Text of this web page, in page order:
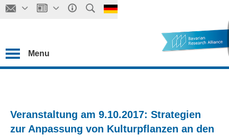
Menu
Veranstaltung am 9.10.2017: Strategien
zur Anpassung von Kulturpflanzen an den